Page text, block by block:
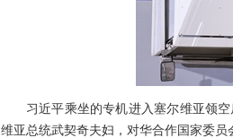
习近平乘坐的专机进入塞尔维亚领
维亚总统武契奇夫妇，对华合作国家委员